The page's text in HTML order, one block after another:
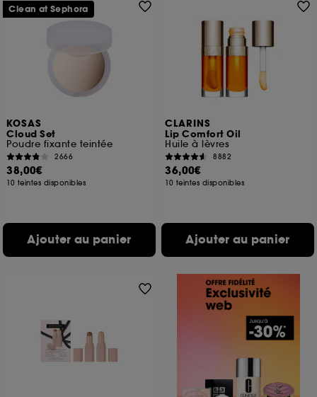
KOSAS
Cloud Set
Poudre fixante teintée
2666
38,00€
10 teintes disponibles
Ajouter au panier
Clean at Sephora
CLARINS
Lip Comfort Oil
Huile à lèvres
8882
36,00€
10 teintes disponibles
Ajouter au panier